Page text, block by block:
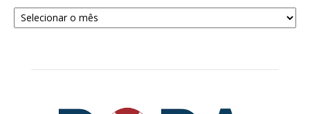
Arquivos
para